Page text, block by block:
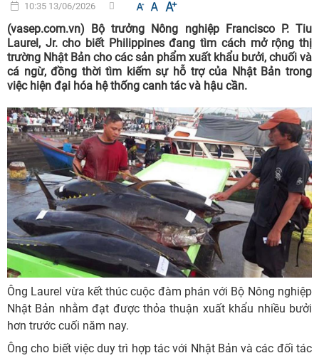
10:35 13/06/2026
(vasep.com.vn) Bộ trưởng Nông nghiệp Francisco P. Tiu
Laurel, Jr. cho biết Philippines đang tìm cách mở rộng thị
trường Nhật Bản cho các sản phẩm xuất khẩu bưởi, chuối và
cá ngừ, đồng thời tìm kiếm sự hỗ trợ của Nhật Bản trong
việc hiện đại hóa hệ thống canh tác và hậu cần.
Ông Laurel vừa kết thúc cuộc đàm phán với Bộ Nông nghiệp
Nhật Bản nhằm đạt được thỏa thuận xuất khẩu nhiều bưởi
hơn trước cuối năm nay.
Ông cho biết việc duy trì hợp tác với Nhật Bản và các đối tác